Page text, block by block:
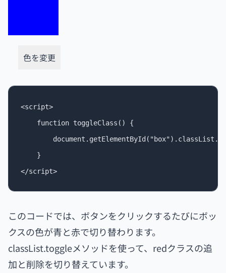
色を変更
<script>
    function toggleClass() {
    }
このコードでは、ボタンをクリックするたびにボッ
クスの色が青と赤で切り替わります。
classList.toggleメソッドを使って、redクラスの追
加と削除を切り替えています。